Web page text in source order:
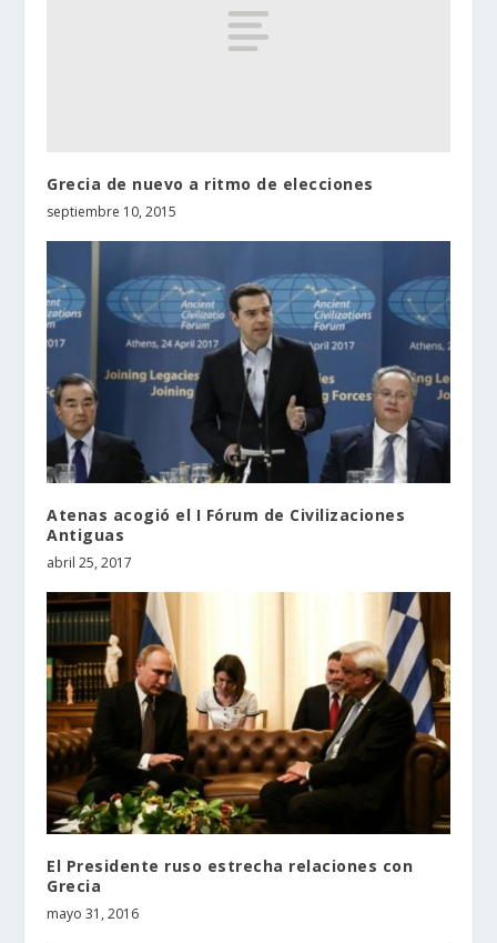
Grecia de nuevo a ritmo de elecciones
septiembre 10, 2015
Atenas acogió el I Fórum de Civilizaciones
Antiguas
abril 25, 2017
El Presidente ruso estrecha relaciones con
Grecia
mayo 31, 2016